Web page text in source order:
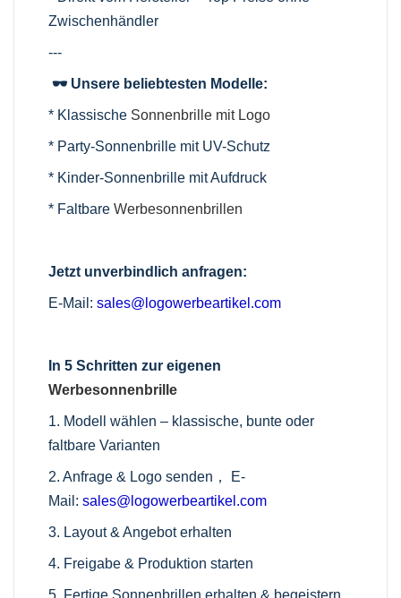
Zwischenhändler
---
🕶️ Unsere beliebtesten Modelle:
* Klassische Sonnenbrille mit Logo
* Party-Sonnenbrille mit UV-Schutz
* Kinder-Sonnenbrille mit Aufdruck
* FaltbareWerbesonnenbrillen
Jetzt unverbindlich anfragen:
E-Mail:sales@logowerbeartikel.com
In 5 Schritten zur eigenen
Werbesonnenbrille
1. Modell wählen – klassische, bunte oder
faltbare Varianten
2. Anfrage & Logo senden， E-
Mail:sales@logowerbeartikel.com
3. Layout & Angebot erhalten
4. Freigabe & Produktion starten
5. Fertige Sonnenbrillen erhalten & begeistern